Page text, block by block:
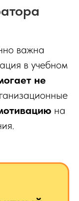
важна
в учебном
не
на